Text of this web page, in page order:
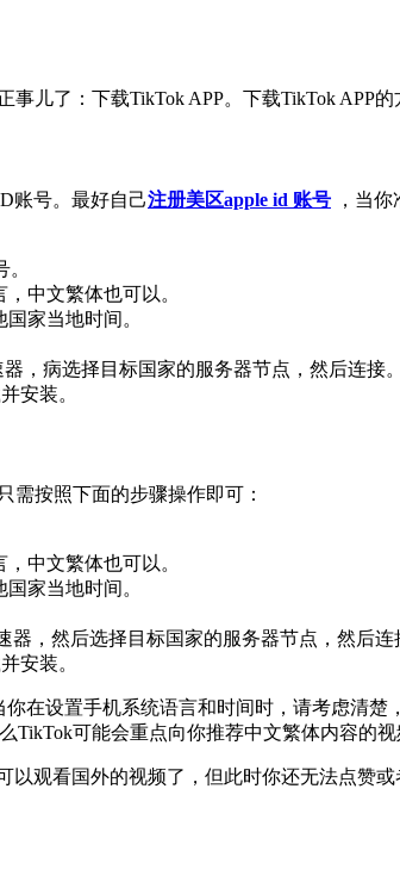
儿了：下载TikTok APP。下载TikTok APP
账号。最好自己注册美区apple id 账号 ，当
中文繁体也可以。
家当地时间。
，病选择目标国家的服务器节点，然后连接。
安装。
需按照下面的步骤操作即可：
中文繁体也可以。
家当地时间。
，然后选择目标国家的服务器节点，然后连
安装。
在设置手机系统语言和时间时，请考虑清
可能会重点向你推荐中文繁体内容的视
以观看国外的视频了，但此时你还无法点赞